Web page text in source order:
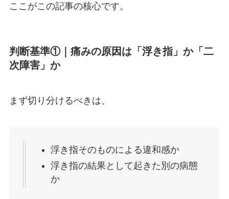
ここがこの記事の核心です。
判断基準①｜痛みの原因は「浮き指」か「二
次障害」か
まず切り分けるべきは、
浮き指そのものによる違和感か
浮き指の結果として起きた別の病態
か